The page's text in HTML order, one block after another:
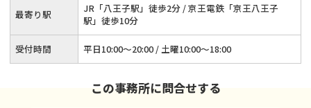
最寄り駅
JR「八王子駅」徒歩2分 / 京王電鉄「京王八王子
駅」徒歩10分
受付時間 平日10:00～20:00 / 土曜10:00～18:00
この事務所に問合せする